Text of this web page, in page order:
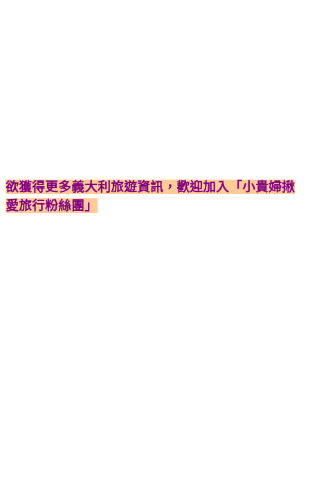
欲獲得更多義大利旅遊資訊，歡迎加入「小貴婦揪
愛旅行粉絲團」